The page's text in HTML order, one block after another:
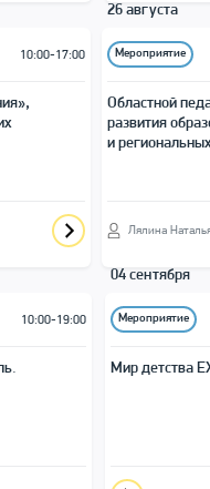
10:00-17:00
26 августа
Мероприятие
Областной
развития
и
Лялина
10:00-19:00
04 сентября
Мероприятие
Мир детства